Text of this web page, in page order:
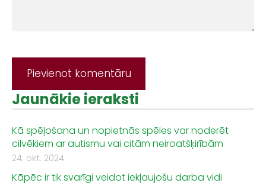
Jaunākie ieraksti
Kā spēļošana un nopietnās spēles var noderēt
cilvēkiem ar autismu vai citām neiroatšķirībām
24. okt. 2024
Kāpēc ir tik svarīgi veidot iekļaujošu darba vidi